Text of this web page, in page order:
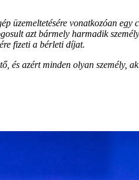
vonatkozóan egy
azt bármely harmadik
fizeti a bérleti díjat.
és azért minden olyan személy,